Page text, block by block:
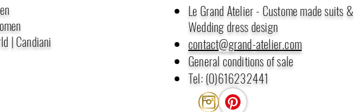
| Candiani
Le Grand Atelier - Custome made suits &
Wedding dress design
contact@grand-atelier.com
General conditions of sale
Tel: (0)616232441